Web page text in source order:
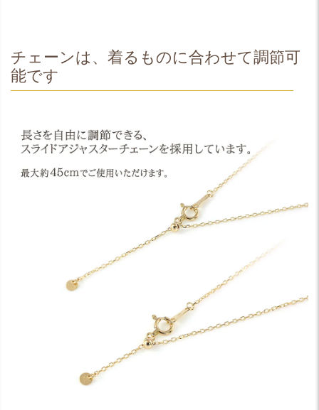
チェーンは、着るものに合わせて調節可
能です